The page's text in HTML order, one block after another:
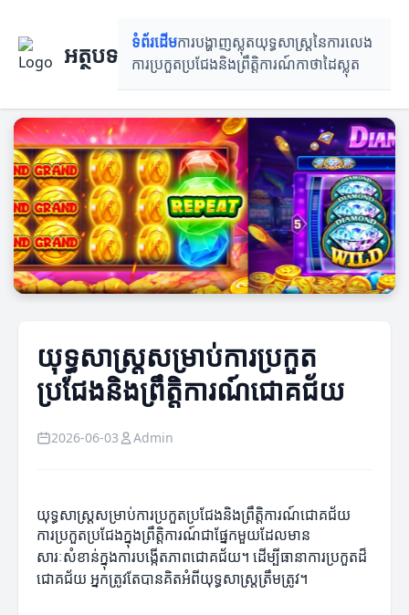
អត្ថបទ ទំព័រដើមការបង្ហាញស្លុតយុទ្ធសាស្ត្រនៃការលេង
ការ​ប្រកួតប្រជែង​និង​ព្រឹត្តិការណ៍កាថាដៃស្លុត
យុទ្ធសាស្ត្រសម្រាប់ការប្រកួត
ប្រជែងនិងព្រឹត្តិការណ៍ជោគជ័យ
2026-06-03 Admin
យុទ្ធសាស្ត្រសម្រាប់ការប្រកួតប្រជែងនិងព្រឹត្តិការណ៍ជោគជ័យ
ការប្រកួតប្រជែងក្នុងព្រឹត្តិការណ៍ជាផ្នែកមួយដែលមាន
សារៈសំខាន់ក្នុងការបង្កើតភាពជោគជ័យ។ ដើម្បីធានាការប្រកួតដ៏
ជោគជ័យ អ្នកត្រូវតែបានគិតអំពីយុទ្ធសាស្ត្រត្រឹមត្រូវ។